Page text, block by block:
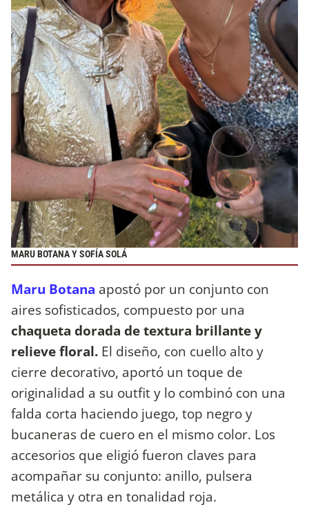
MARU BOTANA Y SOFÍA SOLÁ
Maru Botana apostó por un conjunto con
aires sofisticados, compuesto por una
chaqueta dorada de textura brillante y
relieve floral. El diseño, con cuello alto y
cierre decorativo, aportó un toque de
originalidad a su outfit y lo combinó con una
falda corta haciendo juego, top negro y
bucaneras de cuero en el mismo color. Los
accesorios que eligió fueron claves para
acompañar su conjunto: anillo, pulsera
metálica y otra en tonalidad roja.